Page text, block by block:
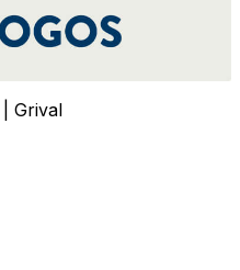
Grival